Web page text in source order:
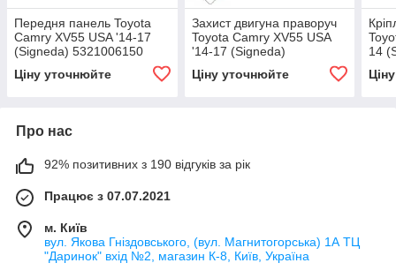
Передня панель Toyota
Camry XV55 USA '14-17
(Signeda) 5321006150
Ціну уточнюйте
Захист двигуна праворуч
Toyota Camry XV55 USA
'14-17 (Signeda)
Ціну уточнюйте
14
Про нас
92% позитивних з 190 відгуків за рік
Працює з 07.07.2021
м. Київ
вул. Якова Гніздовського, (вул. Магнитогорська) 1А ТЦ
"Даринок" вхід №2, магазин К-8, Київ, Україна